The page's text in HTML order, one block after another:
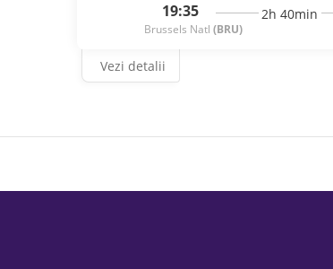
19:35
Brussels Natl (BRU)
2h 40min
Vezi detalii